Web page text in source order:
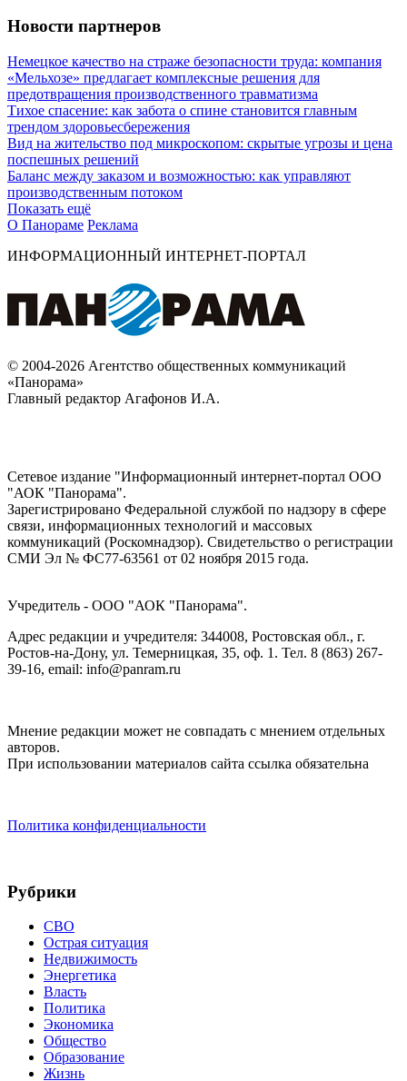
Новости партнеров
Немецкое качество на страже безопасности труда: компания
«Мельхозе» предлагает комплексные решения для
предотвращения производственного травматизма
Тихое спасение: как забота о спине становится главным
трендом здоровьесбережения
Вид на жительство под микроскопом: скрытые угрозы и цена
поспешных решений
Баланс между заказом и возможностью: как управляют
производственным потоком
Показать ещё
О Панораме Реклама
ИНФОРМАЦИОННЫЙ ИНТЕРНЕТ-ПОРТАЛ
© 2004-2026 Агентство общественных коммуникаций
«Панорама»
Главный редактор Агафонов И.А.
Сетевое издание "Информационный интернет-портал ООО
"АОК "Панорама".
Зарегистрировано Федеральной службой по надзору в сфере
связи, информационных технологий и массовых
коммуникаций (Роскомнадзор). Cвидетельство о регистрации
СМИ Эл № ФС77-63561 от 02 ноября 2015 года.
Учредитель - ООО "АОК "Панорама".
Адрес редакции и учредителя: 344008, Ростовская обл., г.
Ростов-на-Дону, ул. Темерницкая, 35, оф. 1. Тел. 8 (863) 267-
39-16, email: info@panram.ru
Мнение редакции может не совпадать с мнением отдельных
авторов.
При использовании материалов сайта ссылка обязательна
Политика конфиденциальности
Рубрики
СВО
Острая ситуация
Недвижимость
Энергетика
Власть
Политика
Экономика
Общество
Образование
Жизнь